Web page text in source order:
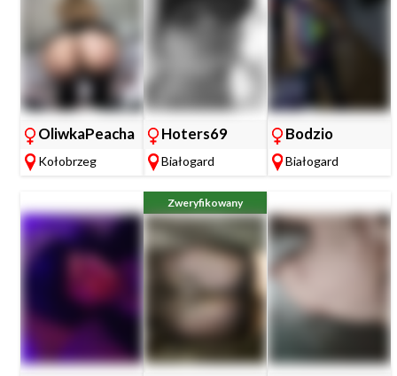
OliwkaPeacha
Kołobrzeg
Hoters69
Białogard
Bodzio
Białogard
Zweryfikowany